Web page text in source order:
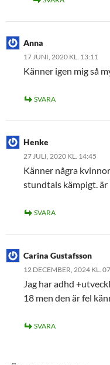
Anna
17 JUNI, 2020 KL. 13:11
Känner igen mig så
SVARA
Henke
27 JULI, 2020 KL. 14:45
Känner några
stundtals kämpigt.
SVARA
Carina Gustafsson
12 DECEMBER, 2024 KL.
Jag har adhd
18 men den är fel
SVARA